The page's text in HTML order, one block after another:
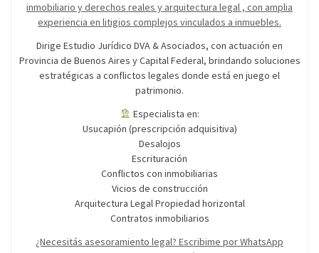
inmobiliario y derechos reales y arquitectura legal , con amplia
experiencia en litigios complejos vinculados a inmuebles.
Dirige Estudio Jurídico DVA & Asociados, con actuación en
Provincia de Buenos Aires y Capital Federal, brindando soluciones
estratégicas a conflictos legales donde está en juego el
patrimonio.
Especialista en:
Usucapión (prescripción adquisitiva)
Desalojos
Escrituración
Conflictos con inmobiliarias
Vicios de construcción
Arquitectura Legal Propiedad horizontal
Contratos inmobiliarios
¿Necesitás asesoramiento legal? Escribime por WhatsApp